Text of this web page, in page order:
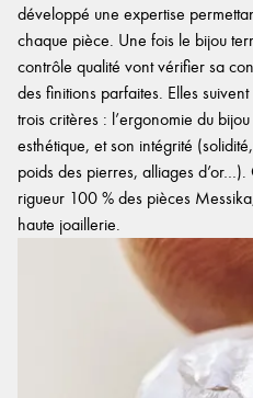
développé une expertise
chaque pièce. Une fois le bijou
contrôle qualité vont vérifier sa
des finitions parfaites. Elles
trois critères : l’ergonomie du
esthétique, et son intégrité
poids des pierres, alliages
rigueur 100 % des pièces
haute joaillerie.